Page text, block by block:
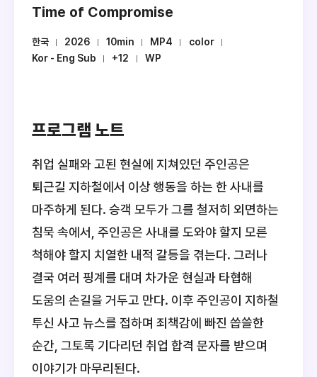
Time of Compromise
한국 2026 10min MP4
color
Kor - Eng Sub
+12 WP
프로그램 노트
취업 실패와 고된 현실에 지쳐있던 주인공은
퇴근길 지하철에서 이상 행동을 하는 한 사내를
마주하게 된다. 승객 모두가 그를 철저히 외면하는
침묵 속에서, 주인공은 사내를 도와야 할지 모른
척해야 할지 치열한 내적 갈등을 겪는다. 그러나
결국 여러 핑계를 대며 차가운 현실과 타협해
도움의 손길을 거두고 만다. 이후 주인공이 지하철
투신 사고 뉴스를 접하며 죄책감에 빠진 씁쓸한
순간, 그토록 기다리던 취업 합격 문자를 받으며
이야기가 마무리된다.